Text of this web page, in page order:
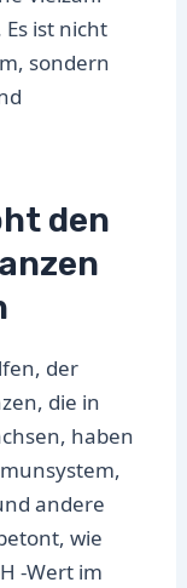
ist nicht
sondern
den
der
die in
haben
andere
wie
-Wert im